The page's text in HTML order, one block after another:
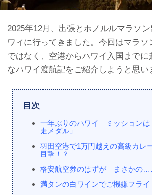
2025年12月、出張とホノルルマラソ
ワイに行ってきました。今回はマラソ
ではなく、空港からハワイ入国までに
なハワイ渡航記をご紹介しようと思い
目次
一年ぶりのハワイ ミッションは
走メダル」
羽田空港で1万円越えの高級カレ
目撃！？
格安航空券のはずが まさかの
満タンの白ワインでご機嫌フライ